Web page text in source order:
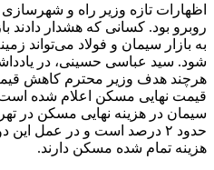
اظهارات تازه وزیر راه و
روبرو بود. کسانی که هشدار
به بازار سیمان و فولاد می‌تواند
شود. سید عباسی حسینی، در
هرچند هدف وزیر محترم کاهش
قیمت نهایی مسکن اعلام شده
هزینه تمام شده مسکن دارند.